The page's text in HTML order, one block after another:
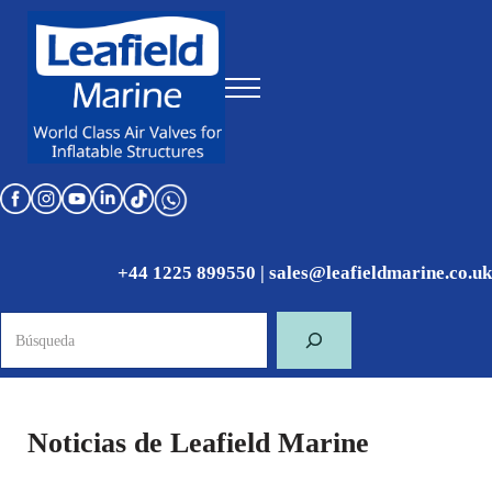
Menu
+44 1225 899550 | sales@leafieldmarine.co.uk
Noticias de Leafield Marine